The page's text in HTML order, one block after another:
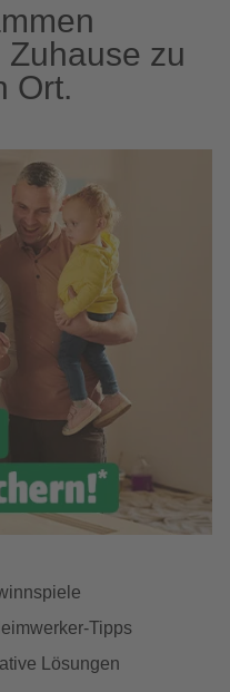
zu
Ort.
Tipps
Lösungen